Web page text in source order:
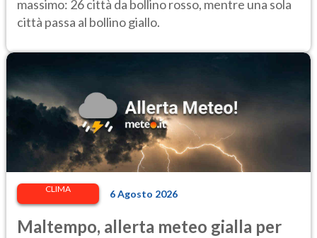
massimo: 26 città da bollino rosso, mentre una sola
città passa al bollino giallo.
CLIMA 6 Agosto 2026
Maltempo, allerta meteo gialla per